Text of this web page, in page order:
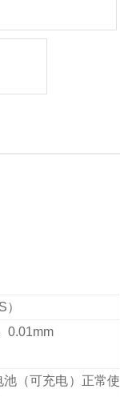
、0.01mm
池（可充电）正常使